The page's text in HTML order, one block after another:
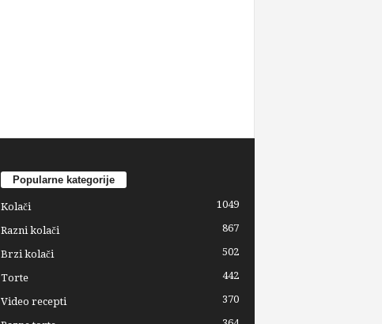
Popularne kategorije
Kolači 1049
Razni kolači 867
Brzi kolači 502
Torte 442
Video recepti 370